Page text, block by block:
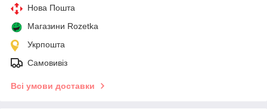
Нова Пошта
Магазини Rozetka
Укрпошта
Самовивіз
Всі умови доставки